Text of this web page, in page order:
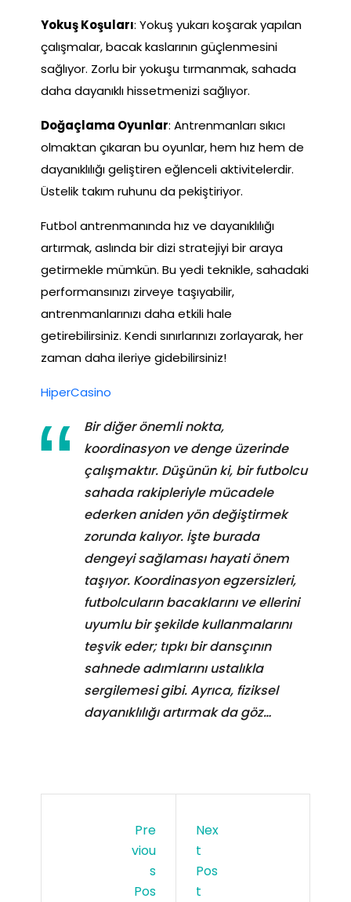
Yokuş Koşuları: Yokuş yukarı koşarak yapılan
çalışmalar, bacak kaslarının güçlenmesini
sağlıyor. Zorlu bir yokuşu tırmanmak, sahada
daha dayanıklı hissetmenizi sağlıyor.
Doğaçlama Oyunlar: Antrenmanları sıkıcı
olmaktan çıkaran bu oyunlar, hem hız hem de
dayanıklılığı geliştiren eğlenceli aktivitelerdir.
Üstelik takım ruhunu da pekiştiriyor.
Futbol antrenmanında hız ve dayanıklılığı
artırmak, aslında bir dizi stratejiyi bir araya
getirmekle mümkün. Bu yedi teknikle, sahadaki
performansınızı zirveye taşıyabilir,
antrenmanlarınızı daha etkili hale
getirebilirsiniz. Kendi sınırlarınızı zorlayarak, her
zaman daha ileriye gidebilirsiniz!
HiperCasino
Bir diğer önemli nokta,
koordinasyon ve denge üzerinde
çalışmaktır. Düşünün ki, bir futbolcu
sahada rakipleriyle mücadele
ederken aniden yön değiştirmek
zorunda kalıyor. İşte burada
dengeyi sağlaması hayati önem
taşıyor. Koordinasyon egzersizleri,
futbolcuların bacaklarını ve ellerini
uyumlu bir şekilde kullanmalarını
teşvik eder; tıpkı bir dansçının
sahnede adımlarını ustalıkla
sergilemesi gibi. Ayrıca, fiziksel
dayanıklılığı artırmak da göz…
Pre
Viou
S
Pos
Nex
T
Pos
T